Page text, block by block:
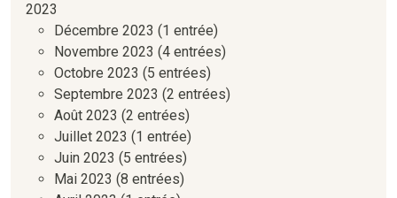
2023
Décembre 2023 (1 entrée)
Novembre 2023 (4 entrées)
Octobre 2023 (5 entrées)
Septembre 2023 (2 entrées)
Août 2023 (2 entrées)
Juillet 2023 (1 entrée)
Juin 2023 (5 entrées)
Mai 2023 (8 entrées)